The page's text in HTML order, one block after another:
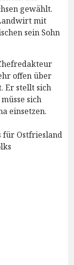
gewählt.
mit
sein Sohn
offen über
Er stellt sich
sich
einsetzen.
Ostfriesland